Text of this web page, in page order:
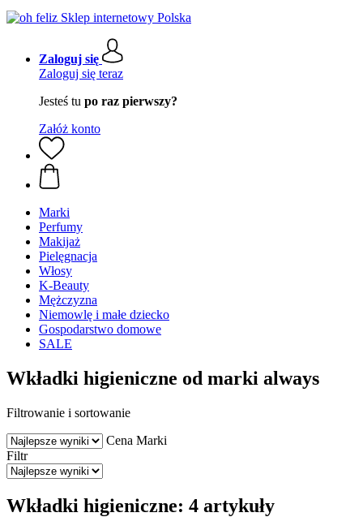
Zaloguj się
Zaloguj się teraz
Jesteś tu po raz pierwszy?
Załóż konto
Marki
Perfumy
Makijaż
Pielęgnacja
Włosy
K-Beauty
Mężczyzna
Niemowlę i małe dziecko
Gospodarstwo domowe
SALE
Wkładki higieniczne od marki always
Filtrowanie i sortowanie
Cena Marki
Filtr
Wkładki higieniczne: 4 artykuły